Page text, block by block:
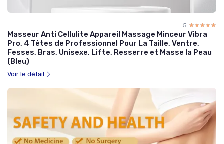
5 ☆☆☆☆☆
★★★★★
Masseur Anti Cellulite Appareil Massage Minceur Vibra
Pro, 4 Têtes de Professionnel Pour La Taille, Ventre,
Fesses, Bras, Unisexe, Lifte, Resserre et Masse la Peau
(Bleu)
Voir le détail